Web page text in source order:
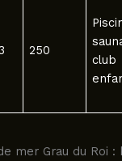
250
club
mer Grau du Roi